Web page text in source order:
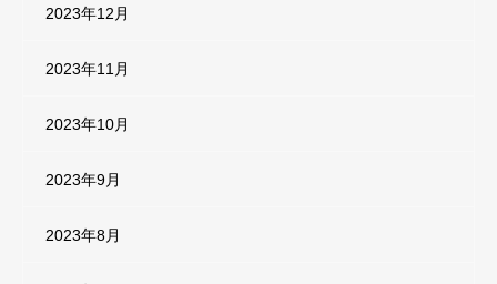
2023年12月
2023年11月
2023年10月
2023年9月
2023年8月